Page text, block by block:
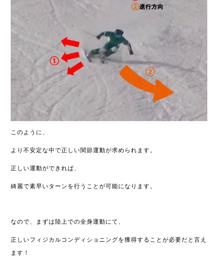
このように、
より不安定な中で正しい関節運動が求められます。
正しい運動ができれば、
綺麗で素早いターンを行うことが可能になります。
なので、まずは陸上での全身運動にて、
正しいフィジカルコンディショニングを獲得することが必要だと言え
ます！